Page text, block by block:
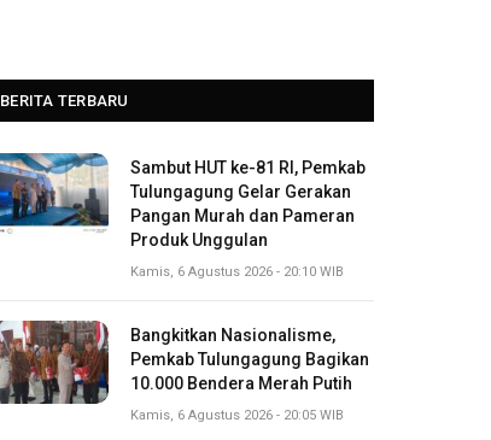
BERITA TERBARU
Sambut HUT ke-81 RI, Pemkab
Tulungagung Gelar Gerakan
Pangan Murah dan Pameran
Produk Unggulan
Kamis, 6 Agustus 2026 - 20:10 WIB
Bangkitkan Nasionalisme,
Pemkab Tulungagung Bagikan
10.000 Bendera Merah Putih
Kamis, 6 Agustus 2026 - 20:05 WIB